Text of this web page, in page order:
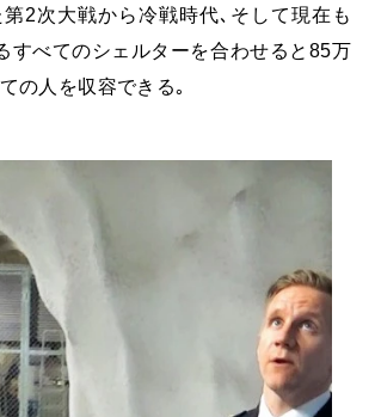
第2次大戦から冷戦時代､そして現在も
すべてのシェルターを合わせると 85万
の人を収容できる｡